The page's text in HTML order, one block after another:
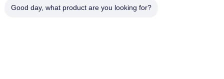
Vorfabrizierte
Good day, what product are you looking for?